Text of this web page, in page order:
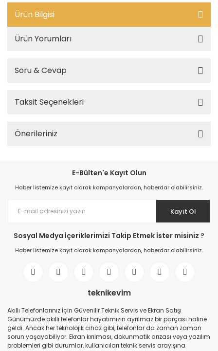
Ürün Bilgisi
Ürün Yorumları
Soru & Cevap
Taksit Seçenekleri
Önerileriniz
E-Bülten'e Kayıt Olun
Haber listemize kayıt olarak kampanyalardan, haberdar olabilirsiniz.
Kayıt Ol
Sosyal Medya İçeriklerimizi Takip Etmek İster misiniz ?
Haber listemize kayıt olarak kampanyalardan, haberdar olabilirsiniz.
teknikevim
Akıllı Telefonlarınız İçin Güvenilir Teknik Servis ve Ekran Satışı
Günümüzde akıllı telefonlar hayatımızın ayrılmaz bir parçası haline
geldi. Ancak her teknolojik cihaz gibi, telefonlar da zaman zaman
sorun yaşayabiliyor. Ekran kırılması, dokunmatik arızası veya yazılım
problemleri gibi durumlar, kullanıcıları teknik servis arayışına